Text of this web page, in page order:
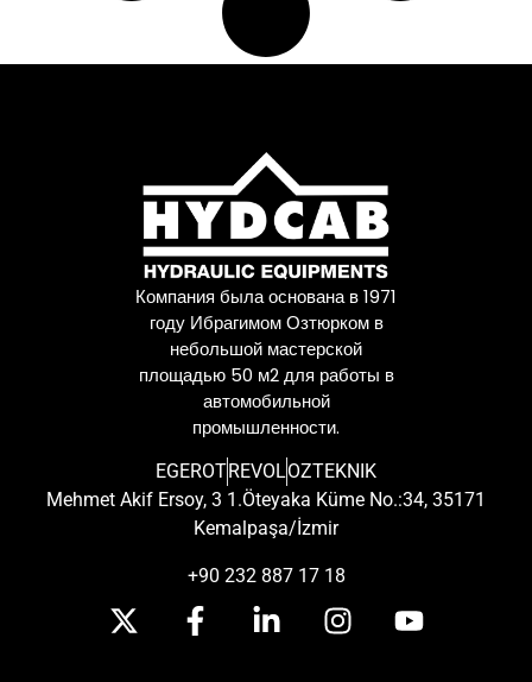
Компания была основана в 1971
году Ибрагимом Озтюрком в
небольшой мастерской
площадью 50 м2 для работы в
автомобильной
промышленности.
EGEROTREVOLOZTEKNIK
Mehmet Akif Ersoy, 3 1.Öteyaka Küme No.:34, 35171
Kemalpaşa/İzmir
+90 232 887 17 18